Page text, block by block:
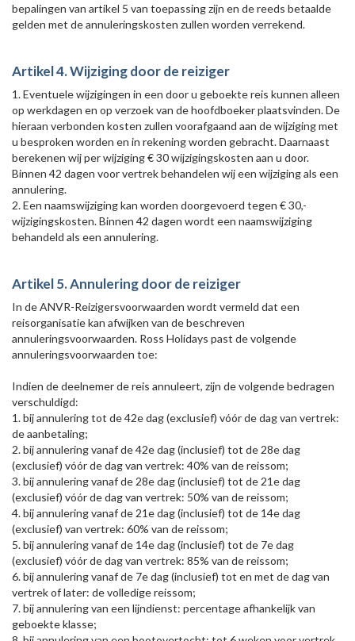
bepalingen van artikel 5 van toepassing zijn en de reeds betaalde
gelden met de annuleringskosten zullen worden verrekend.
Artikel 4. Wijziging door de reiziger
1. Eventuele wijzigingen in een door u geboekte reis kunnen alleen
op werkdagen en op verzoek van de hoofdboeker plaatsvinden. De
hieraan verbonden kosten zullen voorafgaand aan de wijziging met
u besproken worden en in rekening worden gebracht. Daarnaast
berekenen wij per wijziging € 30 wijzigingskosten aan u door.
Binnen 42 dagen voor vertrek behandelen wij een wijziging als een
annulering.
2. Een naamswijziging kan worden doorgevoerd tegen € 30,-
wijzigingskosten. Binnen 42 dagen wordt een naamswijziging
behandeld als een annulering.
Artikel 5. Annulering door de reiziger
In de ANVR-Reizigersvoorwaarden wordt vermeld dat een
reisorganisatie kan afwijken van de beschreven
annuleringsvoorwaarden. Ross Holidays past de volgende
annuleringsvoorwaarden toe:
Indien de deelnemer de reis annuleert, zijn de volgende bedragen
verschuldigd:
1. bij annulering tot de 42e dag (exclusief) vóór de dag van vertrek:
de aanbetaling;
2. bij annulering vanaf de 42e dag (inclusief) tot de 28e dag
(exclusief) vóór de dag van vertrek: 40% van de reissom;
3. bij annulering vanaf de 28e dag (inclusief) tot de 21e dag
(exclusief) vóór de dag van vertrek: 50% van de reissom;
4. bij annulering vanaf de 21e dag (inclusief) tot de 14e dag
(exclusief) van vertrek: 60% van de reissom;
5. bij annulering vanaf de 14e dag (inclusief) tot de 7e dag
(exclusief) vóór de dag van vertrek: 85% van de reissom;
6. bij annulering vanaf de 7e dag (inclusief) tot en met de dag van
vertrek of later: de volledige reissom;
7. bij annulering van een lijndienst: percentage afhankelijk van
geboekte klasse;